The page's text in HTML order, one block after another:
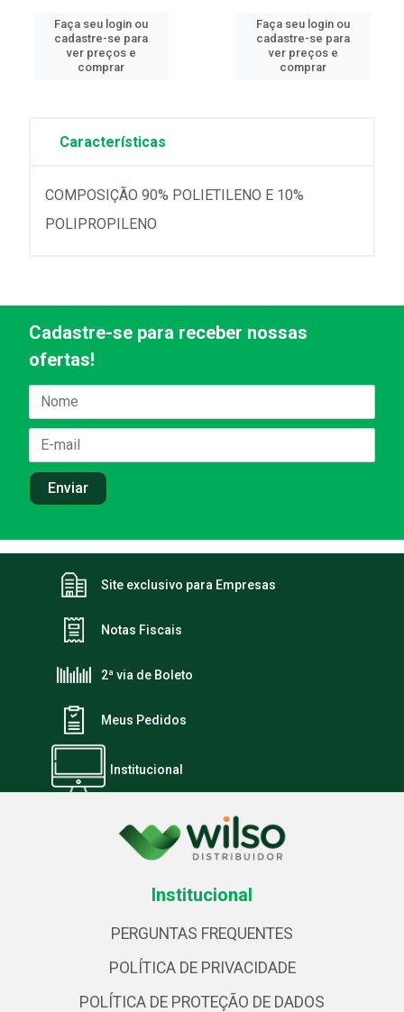
Faça seu login ou
cadastre-se para
ver preços e
comprar
Faça seu login ou
cadastre-se para
ver preços e
comprar
Características
COMPOSIÇÃO 90% POLIETILENO E 10%
POLIPROPILENO
Cadastre-se para receber nossas
ofertas!
Site exclusivo para Empresas
Notas Fiscais
2ª via de Boleto
Meus Pedidos
Institucional
Institucional
PERGUNTAS FREQUENTES
POLÍTICA DE PRIVACIDADE
POLÍTICA DE PROTEÇÃO DE DADOS